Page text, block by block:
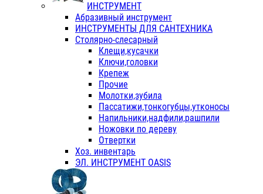
ИНСТРУМЕНТ
Абразивный инструмент
ИНСТРУМЕНТЫ ДЛЯ САНТЕХНИКА
Столярно-слесарный
Клещи,кусачки
Ключи,головки
Крепеж
Прочие
Молотки,зубила
Пассатижи,тонкогубцы,утконосы
Напильники,надфили,рашпили
Ножовки по дереву
Отвертки
Хоз. инвентарь
ЭЛ. ИНСТРУМЕНТ OASIS